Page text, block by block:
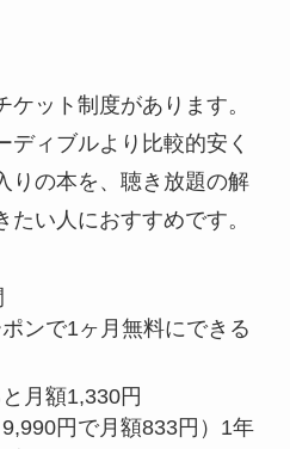
ット制度があります。
ディブルより比較的安く
りの本を、聴き放題の解
い人におすすめです。
ンで1ヶ月無料にできる
月額1,330円
円で月額833円） 1年